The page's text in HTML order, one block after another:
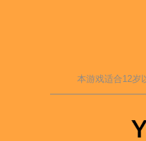
本游戏适合12岁